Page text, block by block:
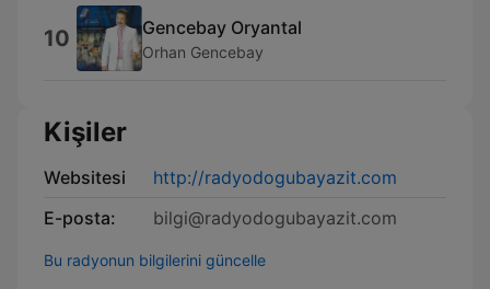
10 Gencebay Oryantal
Orhan Gencebay
Kişiler
Websitesi
http://radyodogubayazit.com
E-posta:
bilgi@radyodogubayazit.com
Bu radyonun bilgilerini güncelle